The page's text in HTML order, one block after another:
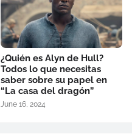
¿Quién es Alyn de Hull?
Todos lo que necesitas
saber sobre su papel en
“La casa del dragón”
June 16, 2024